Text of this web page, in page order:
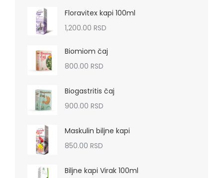
Floravitex kapi 100ml
1,200.00 RSD
Biomiom čaj
800.00 RSD
Biogastritis čaj
900.00 RSD
Maskulin biljne kapi
850.00 RSD
Biljne kapi Virak 100ml